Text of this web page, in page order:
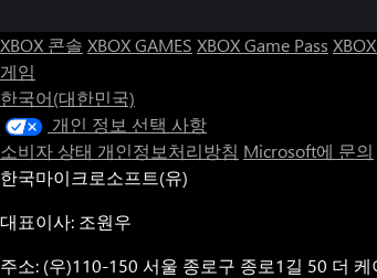
XBOX 콘솔 XBOX GAMES XBOX Game Pass
게임
한국어(대한민국)
개인 정보 선택 사항
소비자 상태 개인정보처리방침 Microsoft에 문의
한국마이크로소프트(유)
대표이사: 조원우
주소: (우)110-150 서울 종로구 종로1길 50 더